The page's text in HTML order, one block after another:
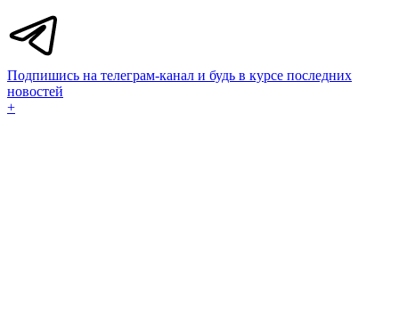
Подпишись на телеграм-канал и будь в курсе последних
новостей
+